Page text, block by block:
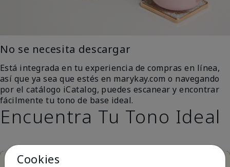
No se necesita descargar
Está integrada en tu experiencia de compras en línea,
así que ya sea que estés en marykay.com o navegando
por el catálogo iCatalog, puedes escanear y encontrar
fácilmente tu tono de base ideal.
Encuentra Tu Tono Ideal
Cookies